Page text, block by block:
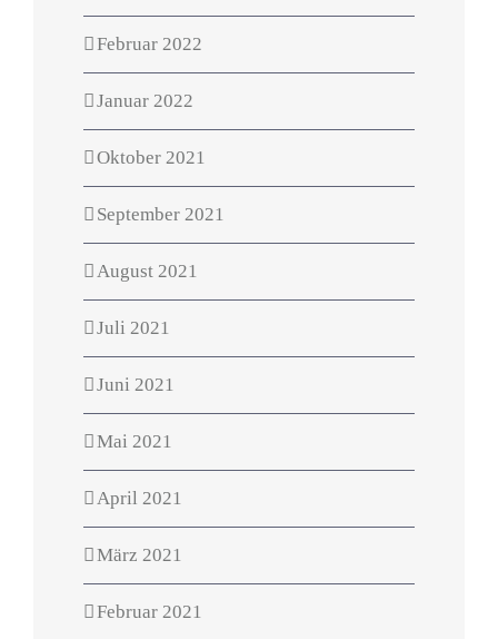
Februar 2022
Januar 2022
Oktober 2021
September 2021
August 2021
Juli 2021
Juni 2021
Mai 2021
April 2021
März 2021
Februar 2021